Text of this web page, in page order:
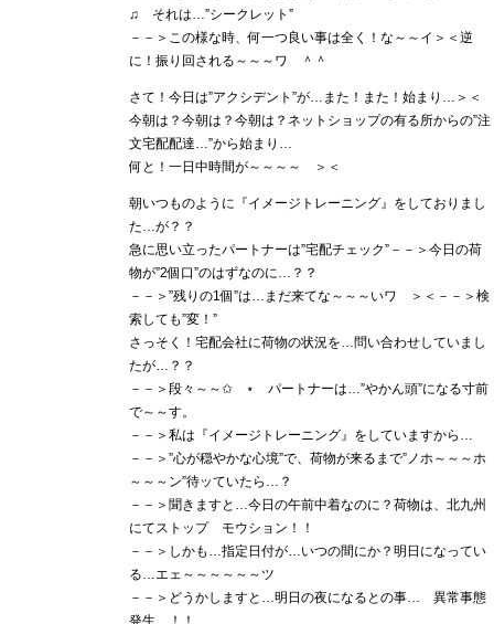
♫ それは…”シークレット”
－－＞この様な時、何一つ良い事は全く！な～～イ＞＜逆
に！振り回される～～～ワ ＾＾
さて！今日は”アクシデント”が…また！また！始まり…＞＜
今朝は？今朝は？今朝は？ネットショップの有る所からの”注
文宅配配達…”から始まり…
何と！一日中時間が～～～～ ＞＜
朝いつものように『イメージトレーニング』をしておりまし
た…が？？
急に思い立ったパートナーは”宅配チェック”－－＞今日の荷
物が”2個口”のはずなのに…？？
－－＞”残りの1個”は…まだ来てな～～～いワ ＞＜－－＞検
索しても”変！”
さっそく！宅配会社に荷物の状況を…問い合わせしていまし
たが…？？
－－＞段々～～✩ ⋆ パートナーは…”やかん頭”になる寸前
で～～す。
－－＞私は『イメージトレーニング』をしていますから…
－－＞”心が穏やかな心境”で、荷物が来るまで”ノホ～～～ホ
～～～ン”待ッていたら…？
－－＞聞きますと…今日の午前中着なのに？荷物は、北九州
にてストップ モウション！！
－－＞しかも…指定日付が…いつの間にか？明日になってい
る…エェ～～～～～～ツ
－－＞どうかしますと…明日の夜になるとの事… 異常事態
発生…！！